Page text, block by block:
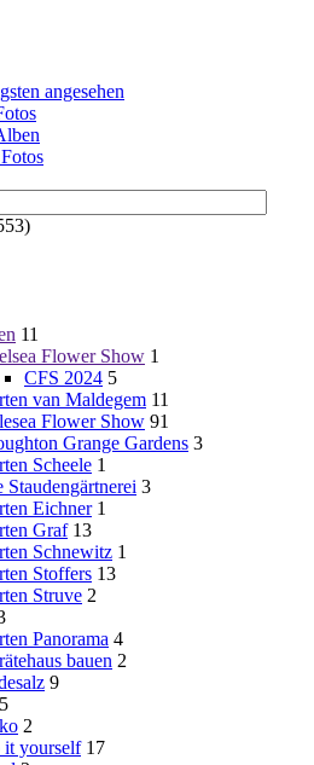
angesehen
11
Flower Show 1
CFS 2024 5
van Maldegem 11
Flower Show 91
Grange Gardens 3
Scheele 1
Staudengärtnerei 3
Eichner 1
Graf 13
Schnewitz 1
Stoffers 13
Struve 2
Panorama 4
bauen 2
9
5
2
it yourself 17